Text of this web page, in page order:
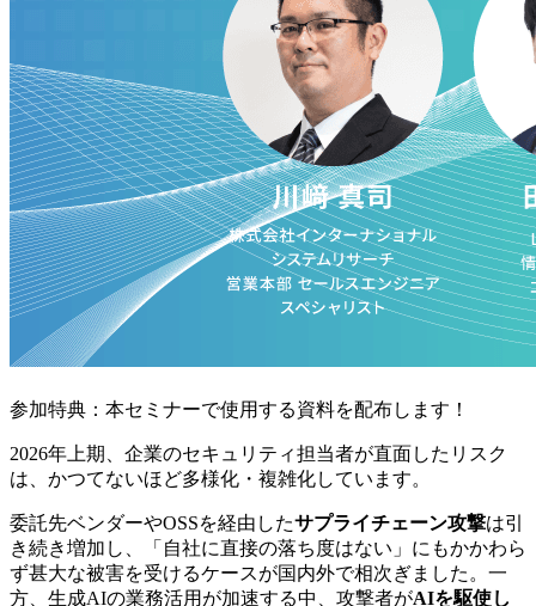
参加特典：本セミナーで使用する資料を配布します！
2026年上期、企業のセキュリティ担当者が直面したリスク
は、かつてないほど多様化・複雑化しています。
委託先ベンダーやOSSを経由したサプライチェーン攻撃は引
き続き増加し、「自社に直接の落ち度はない」にもかかわら
ず甚大な被害を受けるケースが国内外で相次ぎました。一
方、生成AIの業務活用が加速する中、攻撃者がAIを駆使し